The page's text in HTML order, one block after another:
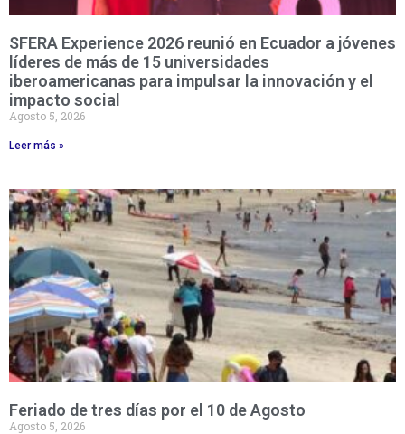
SFERA Experience 2026 reunió en Ecuador a jóvenes
líderes de más de 15 universidades
iberoamericanas para impulsar la innovación y el
impacto social
Agosto 5, 2026
Leer más »
Feriado de tres días por el 10 de Agosto
Agosto 5, 2026